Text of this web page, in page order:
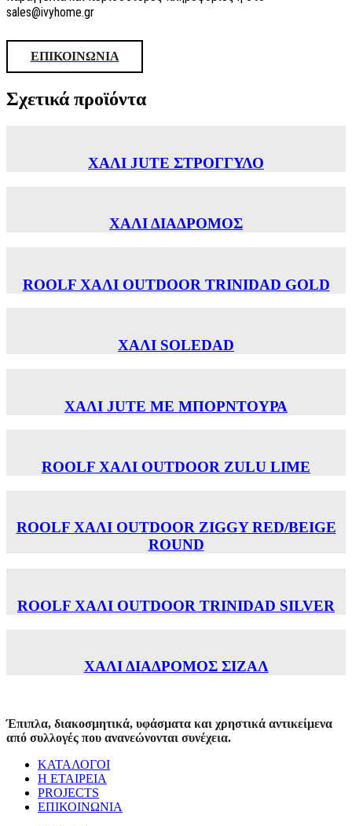
sales@ivyhome.gr
ΕΠΙΚΟΙΝΩΝΙΑ
Σχετικά προϊόντα
ΧΑΛΙ JUTE ΣΤΡΟΓΓΥΛΟ
ΧΑΛΙ ΔΙΑΔΡΟΜΟΣ
ROOLF ΧΑΛΙ OUTDOOR TRINIDAD GOLD
ΧΑΛΙ SOLEDAD
ΧΑΛΙ JUTE ΜΕ ΜΠΟΡΝΤΟΥΡΑ
ROOLF ΧΑΛΙ OUTDOOR ZULU LIME
ROOLF ΧΑΛΙ OUTDOOR ZIGGY RED/BEIGE
ROUND
ROOLF ΧΑΛΙ OUTDOOR TRINIDAD SILVER
ΧΑΛΙ ΔΙΑΔΡΟΜΟΣ ΣΙΖΑΛ
Έπιπλα, διακοσμητικά, υφάσματα και χρηστικά αντικείμενα
από συλλογές που ανανεώνονται συνέχεια.
ΚΑΤΑΛΟΓΟΙ
Η ΕΤΑΙΡΕΙΑ
PROJECTS
ΕΠΙΚΟΙΝΩΝΙΑ